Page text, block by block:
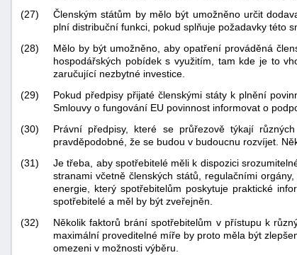
(27)
Členským státům by mělo být umožněno určit
plní distribuční funkci, pokud splňuje požadavky této
(28)
Mělo by být umožněno, aby opatření prováděná
hospodářských pobídek s využitím, tam kde je to
zaručující nezbytné investice.
(29)
Pokud předpisy přijaté členskými státy k plnění
Smlouvy o fungování EU povinnost informovat o
(30)
Právní předpisy, které se průřezově týkají
pravděpodobné, že se budou v budoucnu rozvíjet.
(31)
Je třeba, aby spotřebitelé měli k dispozici
stranami včetně členských států, regulačními
energie, který spotřebitelům poskytuje praktické
spotřebitelé a měl by být zveřejněn.
(32)
Několik faktorů brání spotřebitelům v přístupu k
maximální proveditelné míře by proto měla být
omezeni v možnosti výběru.